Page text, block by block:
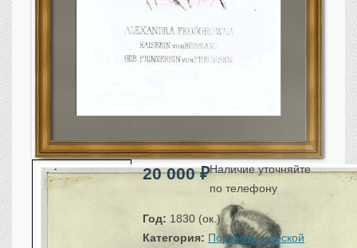
История моды. Униформа
Гражданская мода
Униформа
Охота. Флора. Фауна
20 000₽Наличие уточняйте
по телефону
Год: 1830 (ок.)
Категория: Портреты царской